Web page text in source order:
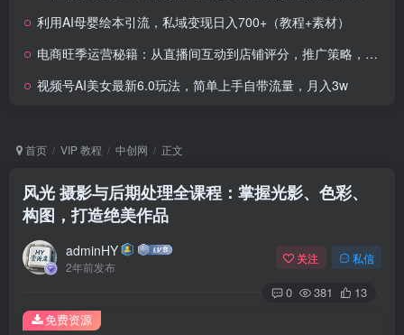
利用AI母婴绘本引流，私域变现日入700+（教程+素材）
电商旺季运营秘籍：从直播间互动到店铺评分，推广策略，数据优化，打造优质店铺
视频号AI美女最新6.0玩法，简单上手自带流量，月入3w
首页 VIP 教程 中创网 正文
风光 摄影与后期处理全课程：掌握光影、色彩、
构图，打造绝美作品
adminHY
2年前发布
关注 私信
0 381 13
免费资源